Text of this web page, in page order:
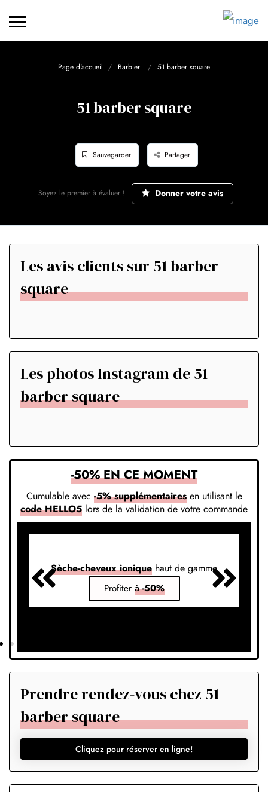
Page d'accueil Barbier 51 barber square
51 barber square
Sauvegarder Partager
Soyez le premier à évaluer ! Donner votre avis
Les avis clients sur 51 barber
square
Les photos Instagram de 51
barber square
-50% EN CE MOMENT
Cumulable avec -5% supplémentairesen utilisant le
code HELLO5 lors de la validation de votre commande
Sèche-cheveux ionique haut de gamme
Profiter à -50%
Prendre rendez-vous chez 51
barber square
Cliquez pour réserver en ligne!